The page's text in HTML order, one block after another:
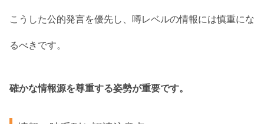
こうした公的発言を優先し、噂レベルの情報には慎重にな
るべきです。
確かな情報源を尊重する姿勢が重要です。